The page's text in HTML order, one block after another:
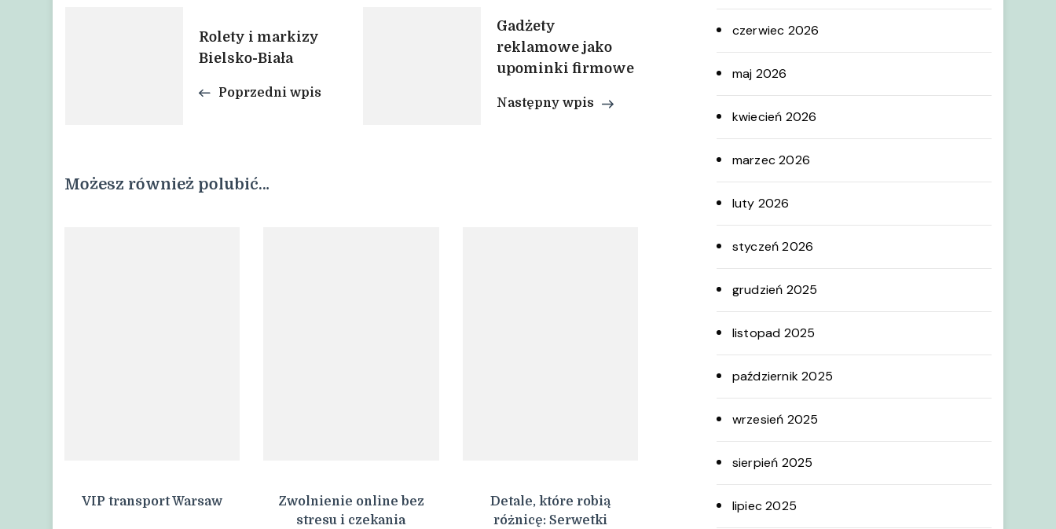
Nawigacja
Rolety i markizy
Bielsko-Biała
Poprzedni wpis
Gadżety
reklamowe jako
upominki firmowe
Następny wpis
Możesz również polubić…
VIP transport Warsaw
Zwolnienie online bez
stresu i czekania
Detale, które robią
różnicę: Serwetki
czerwiec 2026
maj 2026
kwiecień 2026
marzec 2026
luty 2026
styczeń 2026
grudzień 2025
listopad 2025
październik 2025
wrzesień 2025
sierpień 2025
lipiec 2025